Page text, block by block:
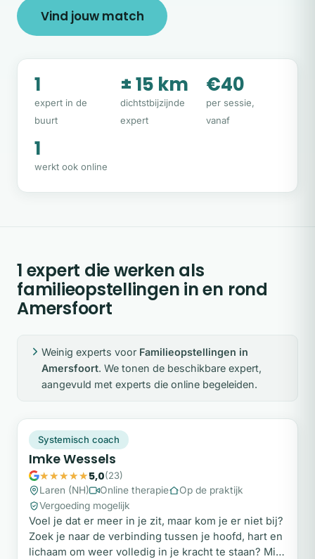
Vind jouw match
1
expert in de
buurt
± 15 km
dichtstbijzijnde
expert
€40
per sessie,
vanaf
1
werkt ook online
1 expert die werken als
familieopstellingen in en rond
Amersfoort
Weinig experts voor Familieopstellingen in
Amersfoort. We tonen de beschikbare expert,
aangevuld met experts die online begeleiden.
Snel beschikbaar
Systemisch coach
Imke Wessels
5,0(23)
Laren (NH)
Online therapie
Op de praktijk
Vergoeding mogelijk
Voel je dat er meer in je zit, maar kom je er niet bij?
Zoek je naar de verbinding tussen je hoofd, hart en
lichaam om weer volledig in je kracht te staan? Mijn